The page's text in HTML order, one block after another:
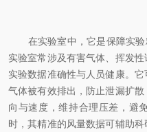
在实验室中，它是保障实验
实验室常涉及有害气体、挥发
实验数据准确性与人员健康。
气体被有效排出，防止泄漏扩
向与速度，维持合理压差，避
时，其精准的风量数据可辅助